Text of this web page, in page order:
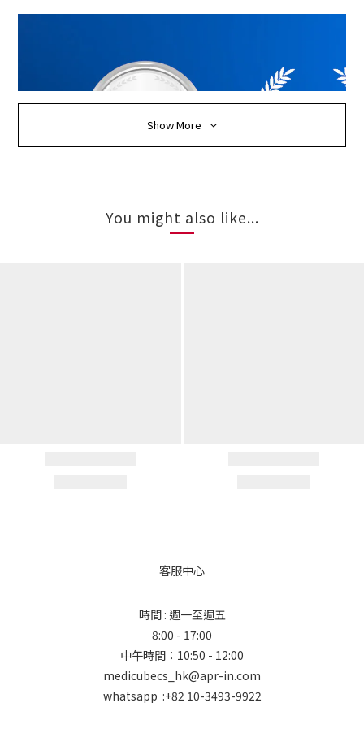
Show More
You might also like...
客服中心
時間 : 週一至週五
8:00 - 17:00
中午時間：10:50 - 12:00
medicubecs_hk@apr-in.com
whatsapp :+82 10-3493-9922